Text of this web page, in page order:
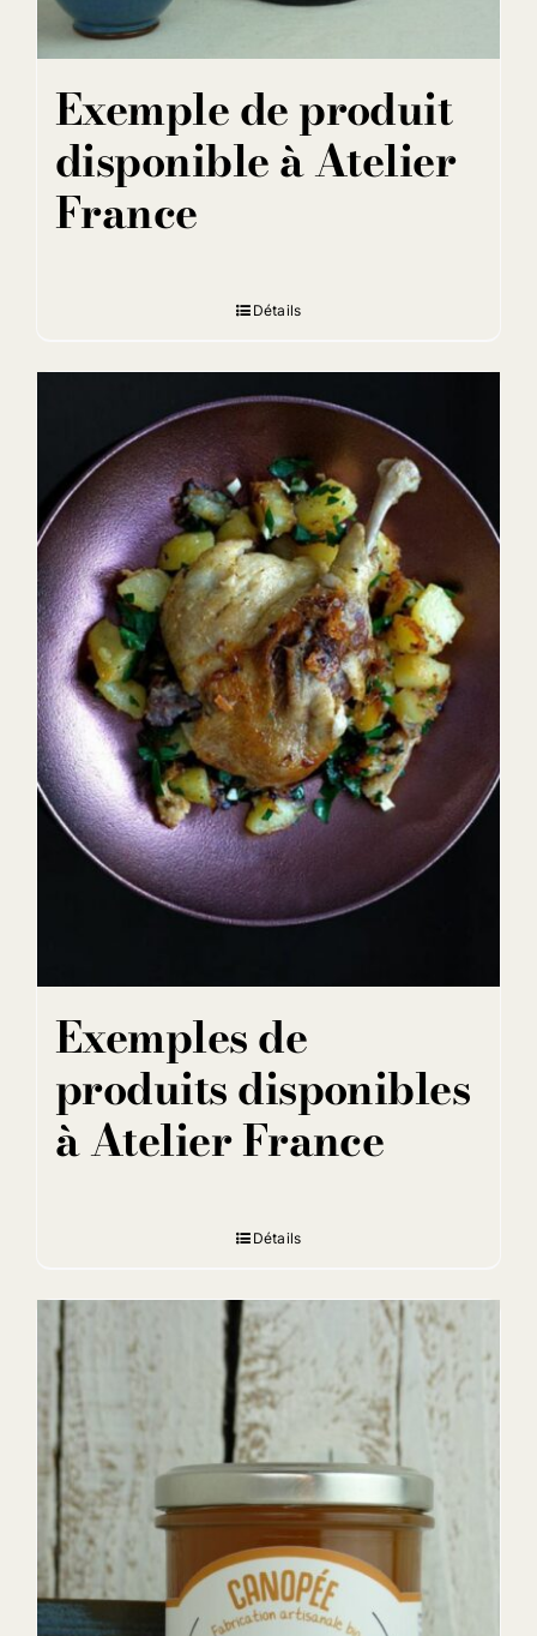
Exemple de produit
disponible à Atelier
France
Détails
Exemples de
produits disponibles
à Atelier France
Détails